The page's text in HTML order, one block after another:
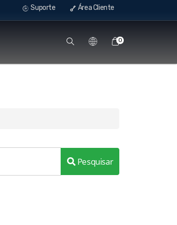
Suporte Área Cliente
0
Pesquisar